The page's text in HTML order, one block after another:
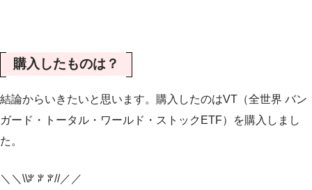
購入したものは？
結論からいきたいと思います。購入したのはVT（全世界 バン
ガード・トータル・ワールド・ストックETF）を購入しまし
た。
＼＼\\ꐕ ꐕ ꐕ//／／